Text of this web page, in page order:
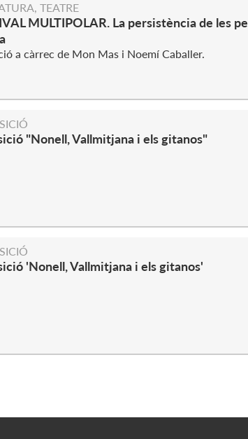
TEATRE
MULTIPOLAR. La persistència de les
a càrrec de Mon Mas i Noemí Caballer.
"Nonell, Vallmitjana i els gitanos"
'Nonell, Vallmitjana i els gitanos'